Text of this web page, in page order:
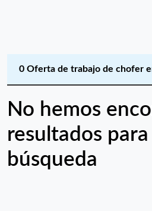
0 Oferta de trabajo de chofer
No hemos
resultados para
búsqueda